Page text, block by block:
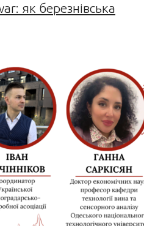
як березнівська